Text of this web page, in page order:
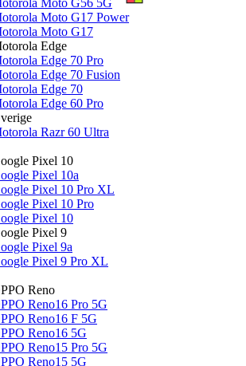
Moto G56 5G
Moto G17 Power
Moto G17
Edge
Edge 70 Pro
Edge 70 Fusion
Edge 70
Edge 60 Pro
Razr 60 Ultra
Pixel 10
Pixel 10a
Pixel 10 Pro XL
Pixel 10 Pro
Pixel 10
Pixel 9
Pixel 9a
Pixel 9 Pro XL
Reno
Reno16 Pro 5G
Reno16 F 5G
Reno16 5G
Reno15 Pro 5G
Reno15 5G